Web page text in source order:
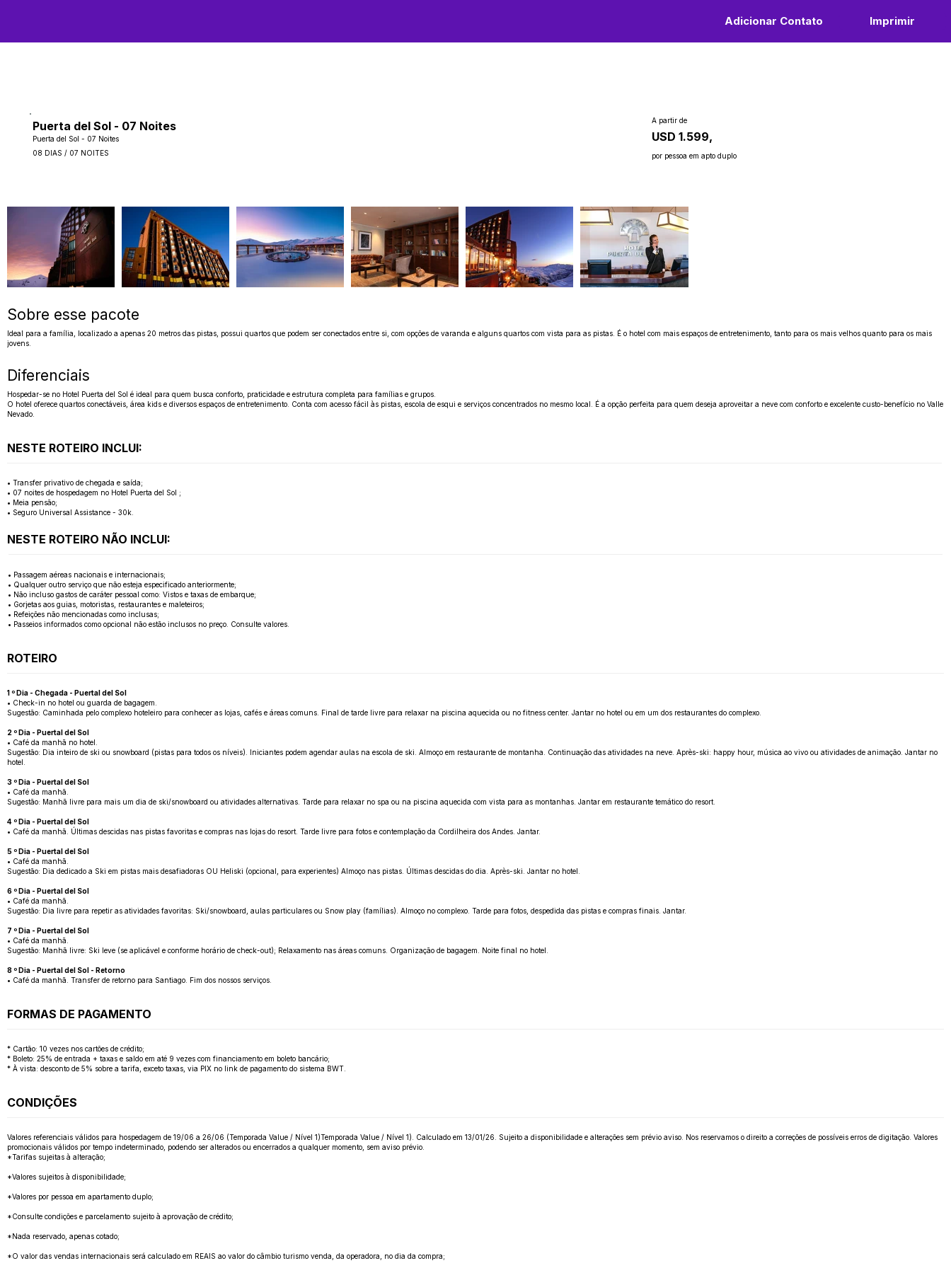
Adicionar Contato Imprimir
Puerta del Sol - 07 Noites
Puerta del Sol - 07 Noites
08 DIAS / 07 NOITES
A partir de
USD 1.599,
por pessoa em apto duplo
Sobre esse pacote
Ideal para a família, localizado a apenas 20 metros das pistas, possui quartos que podem ser conectados entre si, com opções de varanda e alguns quartos com vista para as pistas. É o hotel com mais espaços de entretenimento, tanto para os mais velhos quanto para os mais
jovens.
Diferenciais
Hospedar-se no Hotel Puerta del Sol é ideal para quem busca conforto, praticidade e estrutura completa para famílias e grupos.
O hotel oferece quartos conectáveis, área kids e diversos espaços de entretenimento. Conta com acesso fácil às pistas, escola de esqui e serviços concentrados no mesmo local. É a opção perfeita para quem deseja aproveitar a neve com conforto e excelente custo-benefício no Valle
Nevado.
NESTE ROTEIRO INCLUI:
• Transfer privativo de chegada e saída;
• 07 noites de hospedagem no Hotel Puerta del Sol ;
• Meia pensão;
• Seguro Universal Assistance - 30k.
NESTE ROTEIRO NÃO INCLUI:
• Passagem aéreas nacionais e internacionais;
• Qualquer outro serviço que não esteja especificado anteriormente;
• Não incluso gastos de caráter pessoal como: Vistos e taxas de embarque;
• Gorjetas aos guias, motoristas, restaurantes e maleteiros;
• Refeições não mencionadas como inclusas;
• Passeios informados como opcional não estão inclusos no preço. Consulte valores.
ROTEIRO
1 º Dia - Chegada - Puertal del Sol
• Check-in no hotel ou guarda de bagagem.
Sugestão: Caminhada pelo complexo hoteleiro para conhecer as lojas, cafés e áreas comuns. Final de tarde livre para relaxar na piscina aquecida ou no fitness center. Jantar no hotel ou em um dos restaurantes do complexo.
2 º Dia - Puertal del Sol
• Café da manhã no hotel.
Sugestão: Dia inteiro de ski ou snowboard (pistas para todos os níveis). Iniciantes podem agendar aulas na escola de ski. Almoço em restaurante de montanha. Continuação das atividades na neve. Après-ski: happy hour, música ao vivo ou atividades de animação. Jantar no
hotel.
3 º Dia - Puertal del Sol
• Café da manhã.
Sugestão: Manhã livre para mais um dia de ski/snowboard ou atividades alternativas. Tarde para relaxar no spa ou na piscina aquecida com vista para as montanhas. Jantar em restaurante temático do resort.
4 º Dia - Puertal del Sol
• Café da manhã. Últimas descidas nas pistas favoritas e compras nas lojas do resort. Tarde livre para fotos e contemplação da Cordilheira dos Andes. Jantar.
5 º Dia - Puertal del Sol
• Café da manhã.
Sugestão: Dia dedicado a Ski em pistas mais desafiadoras OU Heliski (opcional, para experientes) Almoço nas pistas. Últimas descidas do dia. Après-ski. Jantar no hotel.
6 º Dia - Puertal del Sol
• Café da manhã.
Sugestão: Dia livre para repetir as atividades favoritas: Ski/snowboard, aulas particulares ou Snow play (famílias). Almoço no complexo. Tarde para fotos, despedida das pistas e compras finais. Jantar.
7 º Dia - Puertal del Sol
• Café da manhã.
Sugestão: Manhã livre: Ski leve (se aplicável e conforme horário de check-out); Relaxamento nas áreas comuns. Organização de bagagem. Noite final no hotel.
8 º Dia - Puertal del Sol - Retorno
• Café da manhã. Transfer de retorno para Santiago. Fim dos nossos serviços.
FORMAS DE PAGAMENTO
* Cartão: 10 vezes nos cartões de crédito;
* Boleto: 25% de entrada + taxas e saldo em até 9 vezes com financiamento em boleto bancário;
* À vista: desconto de 5% sobre a tarifa, exceto taxas, via PIX no link de pagamento do sistema BWT.
CONDIÇÕES
Valores referenciais válidos para hospedagem de 19/06 a 26/06 (Temporada Value / Nível 1)Temporada Value / Nível 1). Calculado em 13/01/26. Sujeito a disponibilidade e alterações sem prévio aviso. Nos reservamos o direito a correções de possíveis erros de digitação. Valores
promocionais válidos por tempo indeterminado, podendo ser alterados ou encerrados a qualquer momento, sem aviso prévio.
*Tarifas sujeitas à alteração;
*Valores sujeitos à disponibilidade;
*Valores por pessoa em apartamento duplo;
*Consulte condições e parcelamento sujeito à aprovação de crédito;
*Nada reservado, apenas cotado;
*O valor das vendas internacionais será calculado em REAIS ao valor do câmbio turismo venda, da operadora, no dia da compra;